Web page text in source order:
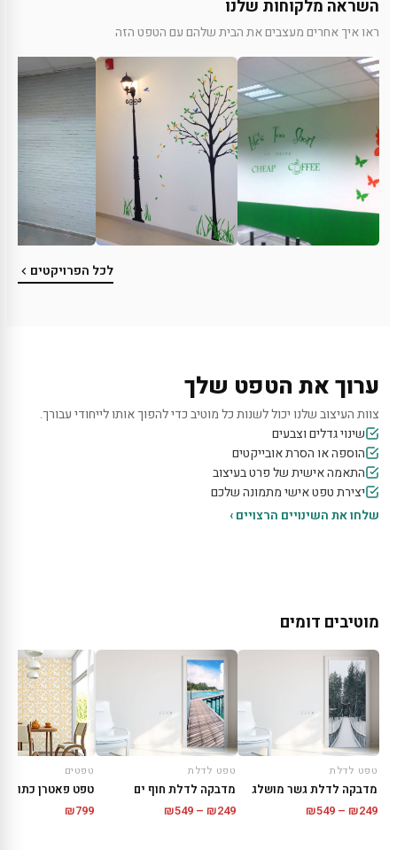
השראה מלקוחות שלנו
ראו איך אחרים מעצבים את הבית שלהם עם הטפט הזה
לכל הפרויקטים
ערוך את הטפט שלך
צוות העיצוב שלנו יכול לשנות כל מוטיב כדי להפוך אותו לייחודי עבורך.
שינוי גדלים וצבעים
הוספה או הסרת אובייקטים
התאמה אישית של פרט בעיצוב
יצירת טפט אישי מתמונה שלכם
שלחו את השינויים הרצויים ›
מוטיבים דומים
טפט לדלת
מדבקה לדלת גשר מושלג
₪249
–
₪549
טפט לדלת
מדבקה לדלת חוף ים
₪249
–
₪549
טפטים
טפט פאטרן כתום
₪799